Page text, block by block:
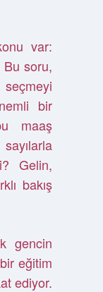
var:
Bu soru,
bir
maaş
Gelin,
bakış
gencin
eğitim
ediyor.